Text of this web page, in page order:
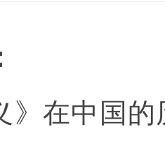
》在中国